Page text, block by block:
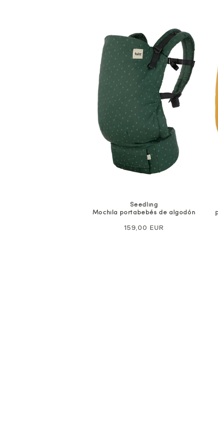
Seedling
Mochila portabebés de algodón
Precio
159,00 EUR